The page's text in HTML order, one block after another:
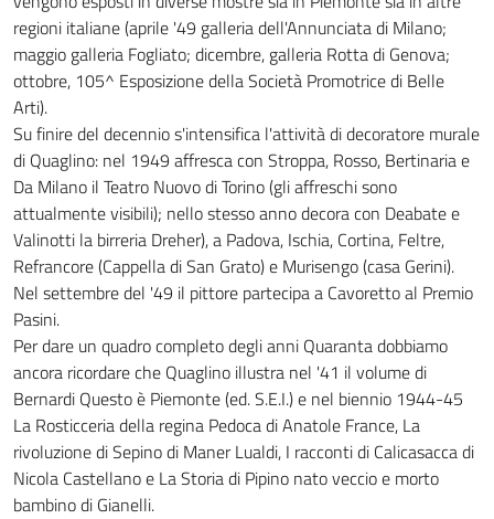
regioni italiane (aprile '49 galleria dell'Annunciata di Milano;
maggio galleria Fogliato; dicembre, galleria Rotta di Genova;
ottobre, 105^ Esposizione della Società Promotrice di Belle
Arti).
Su finire del decennio s'intensifica l'attività di decoratore murale
di Quaglino: nel 1949 affresca con Stroppa, Rosso, Bertinaria e
Da Milano il Teatro Nuovo di Torino (gli affreschi sono
attualmente visibili); nello stesso anno decora con Deabate e
Valinotti la birreria Dreher), a Padova, Ischia, Cortina, Feltre,
Refrancore (Cappella di San Grato) e Murisengo (casa Gerini).
Nel settembre del '49 il pittore partecipa a Cavoretto al Premio
Pasini.
Per dare un quadro completo degli anni Quaranta dobbiamo
ancora ricordare che Quaglino illustra nel '41 il volume di
Bernardi Questo è Piemonte (ed. S.E.I.) e nel biennio 1944-45
La Rosticceria della regina Pedoca di Anatole France, La
rivoluzione di Sepino di Maner Lualdi, I racconti di Calicasacca di
Nicola Castellano e La Storia di Pipino nato veccio e morto
bambino di Gianelli.